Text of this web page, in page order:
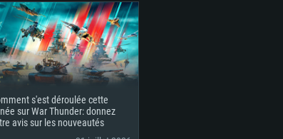
s'est déroulée cette
sur War Thunder: donnez
avis sur les nouveautés